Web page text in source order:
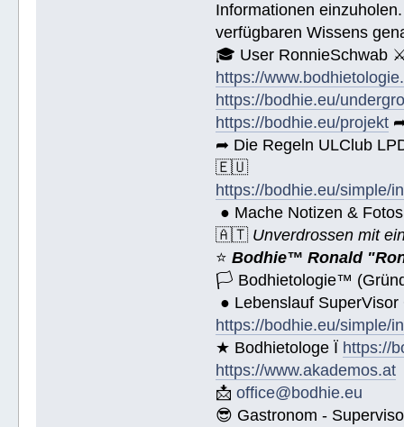
Informationen
verfügbaren Wissens
🎓 User RonnieSchwab
https://
https://bodhie.eu/
https://bodhie.eu/projekt
➦ Die Regeln ULClub
🇪🇺
https://bodhie.eu/simple/
● Mache Notizen &
🇦🇹 Unverdrossen mit
⭐️Bodhie™ Ronald
🏳 Bodhietologie™
● Lebenslauf
https://bodhie.eu/simple/
★ Bodhietologe Ï https://
https://www.akademos.at
📩office@bodhie.eu
😎 Gastronom -